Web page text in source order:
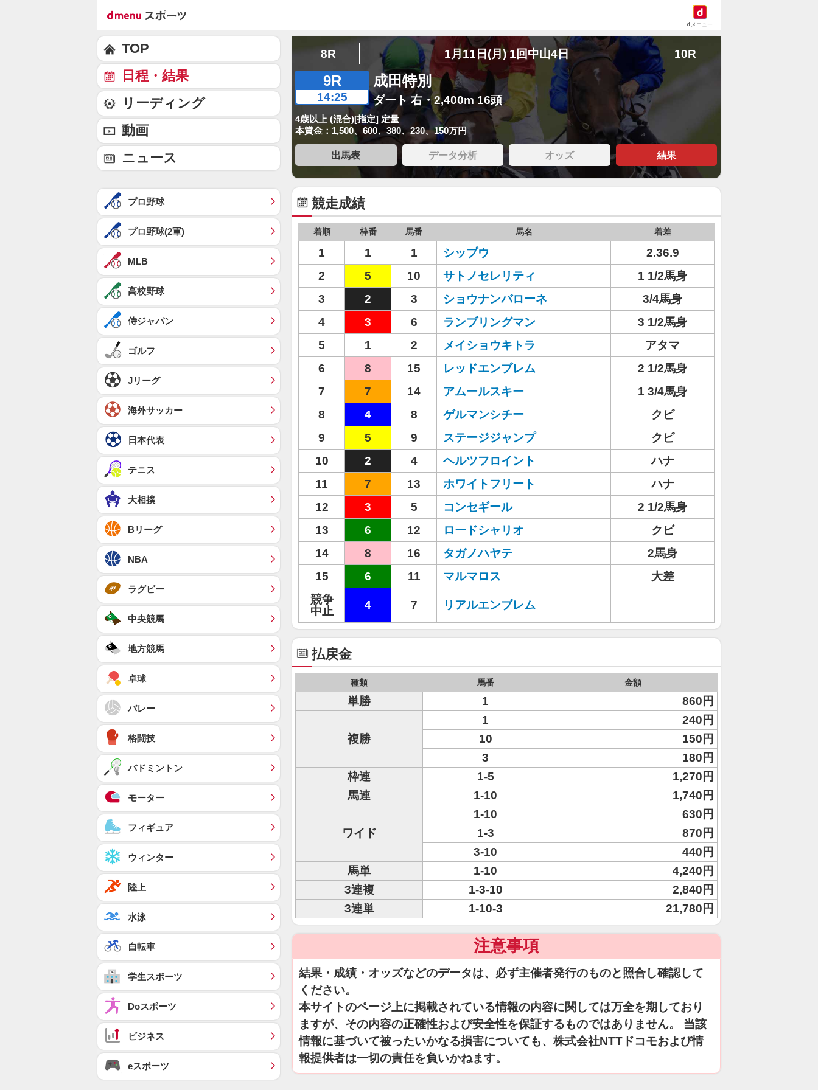
dメニュー
8R 1月11日(月) 1回中山4日 10R
9R
14:25
成田特別
ダート 右・2,400m 16頭
4歳以上 (混合)[指定] 定量
本賞金：1,500、600、380、230、150万円
出馬表 データ分析 オッズ 結果
競走成績
着順 枠番 馬番 馬名 着差
1 1 1 シップウ
2.36.9
2
5 10 サトノセレリティ
1 1/2馬身
3
2 3 ショウナンバローネ
3/4馬身
4
3 6 ランブリングマン
3 1/2馬身
5
1 2 メイショウキトラ
アタマ
6
8 15 レッドエンブレム
2 1/2馬身
7
7 14 アムールスキー
1 3/4馬身
8
4 8 ゲルマンシチー
クビ
9
5 9 ステージジャンプ
クビ
10
2 4 ヘルツフロイント
ハナ
11
7 13 ホワイトフリート
ハナ
12
3 5 コンセギール
2 1/2馬身
13
6 12 ロードシャリオ
クビ
14
8 16 タガノハヤテ
2馬身
15
6 11 マルマロス
大差
競争
中止
4 7 リアルエンブレム
払戻金
種類 馬番 金額
単勝 1 860円
複勝
1
240円
10
150円
3
180円
枠連
1-5
1,270円
馬連
1-10 1,740円
ワイド
1-10
630円
1-3
870円
3-10
440円
馬単
1-10
4,240円
3連複
1-3-10
2,840円
3連単
1-10-3 21,780円
注意事項
結果・成績・オッズなどのデータは、必ず主催者発行のものと照合し確認して
ください。
本サイトのページ上に掲載されている情報の内容に関しては万全を期しており
ますが、その内容の正確性および安全性を保証するものではありません。 当該
情報に基づいて被ったいかなる損害についても、株式会社NTTドコモおよび情
報提供者は一切の責任を負いかねます。
TOP
日程・結果
リーディング
動画
ニュース
プロ野球
プロ野球(2軍)
MLB
高校野球
侍ジャパン
ゴルフ
Jリーグ
海外サッカー
日本代表
テニス
大相撲
Bリーグ
NBA
ラグビー
中央競馬
地方競馬
卓球
バレー
格闘技
バドミントン
モーター
フィギュア
ウィンター
陸上
水泳
自転車
学生スポーツ
Doスポーツ
ビジネス
eスポーツ